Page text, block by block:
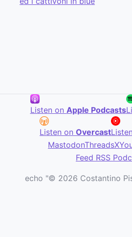
Listen on Apple Podcasts
Listen on Overcast
MastodonThreadsX
Feed RSS
echo "© 2026 Costantino